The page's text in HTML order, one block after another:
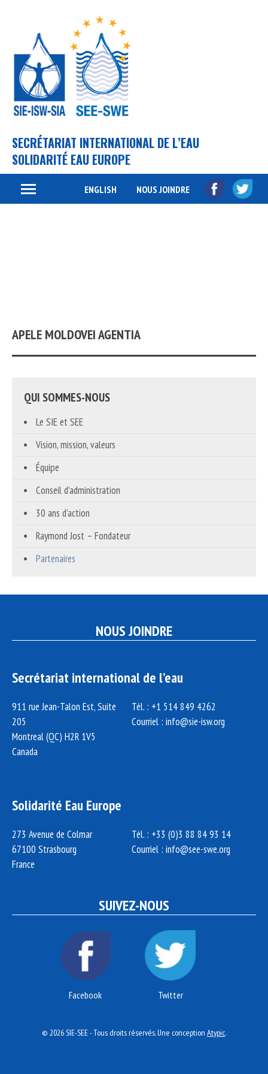
SECRÉTARIAT INTERNATIONAL DE L’EAU
SOLIDARITÉ EAU EUROPE
ENGLISH NOUS JOINDRE
APELE MOLDOVEI AGENTIA
QUI SOMMES-NOUS
Le SIE et SEE
Vision, mission, valeurs
Équipe
Conseil d’administration
30 ans d’action
Raymond Jost – Fondateur
Partenaires
NOUS JOINDRE
Secrétariat international de l’eau
911 rue Jean-Talon Est, Suite
205
Montreal (QC) H2R 1V5
Canada
Tél. : +1 514 849 4262
Courriel : info@sie-isw.org
Solidarité Eau Europe
273 Avenue de Colmar
67100 Strasbourg
France
Tél. : +33 (0)3 88 84 93 14
Courriel : info@see-swe.org
SUIVEZ-NOUS
Facebook Twitter
© 2026 SIE-SEE - Tous droits réservés. Une conception Atypic.